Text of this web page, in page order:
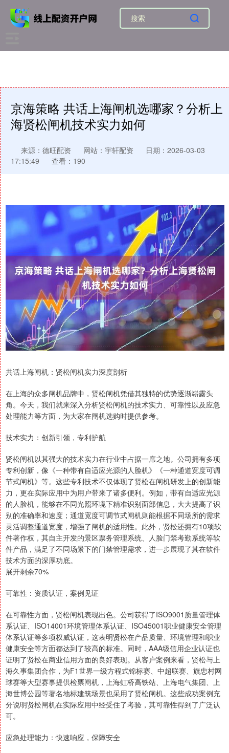
京海策略 共话上海闸机选哪家？分析上
海贤松闸机技术实力如何
来源：德旺配资 网站：宇轩配资
日期：2026-03-03
17:15:49
查看：190
共话上海闸机：贤松闸机实力深度剖析
在上海的众多闸机品牌中，贤松闸机凭借其独特的优势逐渐崭露头
角。今天，我们就来深入分析贤松闸机的技术实力、可靠性以及应急
处理能力等方面，为大家在闸机选购时提供参考。
技术实力：创新引领，专利护航
贤松闸机以其强大的技术实力在行业中占据一席之地。公司拥有多项
专利创新，像《一种带有自适应光源的人脸机》《一种通道宽度可调
节式闸机》等。这些专利技术不仅体现了贤松在闸机研发上的创新能
力，更在实际应用中为用户带来了诸多便利。例如，带有自适应光源
的人脸机，能够在不同光照环境下精准识别面部信息，大大提高了识
别的准确率和速度；通道宽度可调节式闸机则能根据不同场所的需求
灵活调整通道宽度，增强了闸机的适用性。此外，贤松还拥有10项软
件著作权，其自主开发的景区票务管理系统、人脸门禁考勤系统等软
件产品，满足了不同场景下的门禁管理需求，进一步展现了其在软件
技术方面的深厚功底。
展开剩余70%
可靠性：资质认证，案例见证
在可靠性方面，贤松闸机表现出色。公司获得了ISO9001质量管理体
系认证、ISO14001环境管理体系认证、ISO45001职业健康安全管理
体系认证等多项权威认证，这表明贤松在产品质量、环境管理和职业
健康安全等方面都达到了较高的标准。同时，AAA级信用企业认证也
证明了贤松在商业信用方面的良好表现。从客户案例来看，贤松与上
海久事集团合作，为F1世界一级方程式锦标赛、中超联赛、旗忠村网
球赛等大型赛事提供检票闸机，上海虹桥高铁站、上海电气集团、上
海世博公园等著名地标建筑场景也采用了贤松闸机。这些成功案例充
分说明贤松闸机在实际应用中经受住了考验，其可靠性得到了广泛认
可。
应急处理能力：快速响应，保障安全